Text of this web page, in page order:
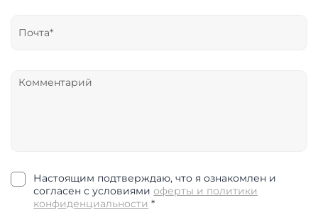
Настоящим подтверждаю, что я ознакомлен и
согласен с условиямиоферты и политики
конфиденциальности *